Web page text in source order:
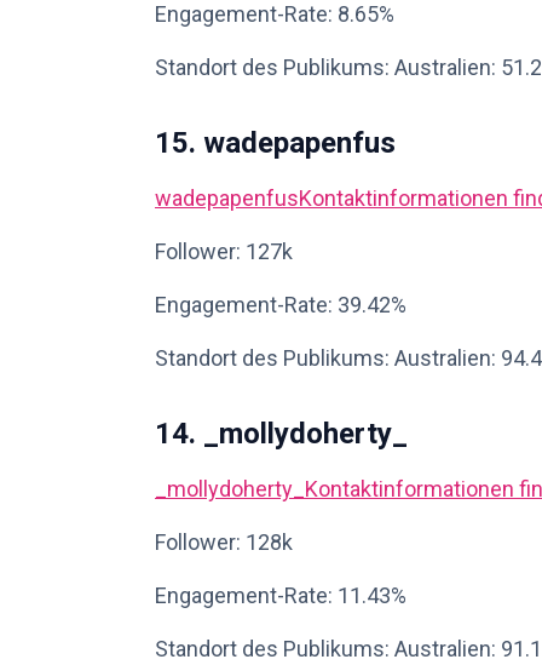
Engagement-Rate: 8.65%
Standort des Publikums: Australien:
15. wadepapenfus
wadepapenfusKontaktinformationen
Follower: 127k
Engagement-Rate: 39.42%
Standort des Publikums: Australien:
14. _mollydoherty_
_mollydoherty_ Kontaktinformationen
Follower: 128k
Engagement-Rate: 11.43%
Standort des Publikums: Australien: